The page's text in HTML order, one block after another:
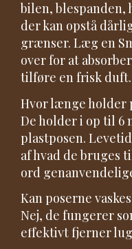
bilen, blespanden,
der kan opstå
grænser. Læg en
over for at
tilføre en frisk duft.
Hvor længe holder
De holder i op til 6
plastposen.
af hvad de bruges
ord
Kan poserne
Nej, de fungerer
effektivt fjerner